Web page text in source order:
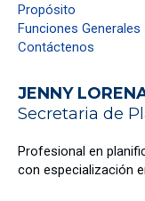
Propósito
Funciones Generales
Contáctenos
JENNY
Secretaria de
Profesional en
con especialización